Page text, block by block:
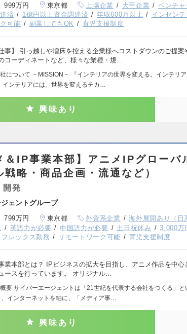
999万円 東京都 上場企業 大手企業 ベンチャ
済
1億円以上資金調達済 年収600万以上 インセン
可能
副業してもOK 育児支援制度
事】 引っ越しや増床を控える企業様へコストダウンのご提案
コーディネートなど、様々な業種・規…
について －MISSION－ 『インテリアの世界を変える。インテリ
インテリアには、世界を変えるチカ…
興味あり
＆IP事業本部】アニメIPグローバ
戦略・商品企画・流通など）
開発
ェントグループ
799万円 東京都 外資系企業 海外展開あり（日
英語力が必要 中国語力が必要 土日祝休み 3,000万
フレックス勤務 リモートワーク可能 育児支援制度
業本部とは？ IPビジネスの拡大を目指し、アニメ作品を中心
ースを行っています。 オリジナル…
要 サイバーエージェントは「21世紀を代表する会社をつくる」と
、インターネットを軸に、「メディア事…
興味あり